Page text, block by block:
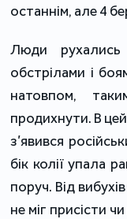
останнім, але 4
Люди рухались
обстрілами і
натовпом,
продихнути. В
з’явився
бік колії упала
поруч. Від
не міг присісти